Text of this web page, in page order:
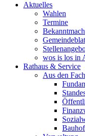
Aktuelles
Wahlen
Termine
wos is los in
Rathaus & Service
Aus den
Bauhof